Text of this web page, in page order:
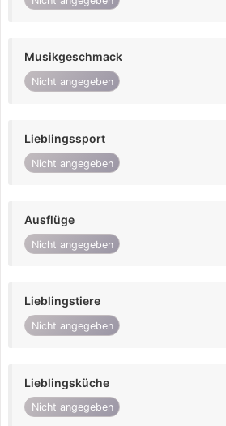
Musikgeschmack
Nicht angegeben
Lieblingssport
Nicht angegeben
Ausflüge
Nicht angegeben
Lieblingstiere
Nicht angegeben
Lieblingsküche
Nicht angegeben